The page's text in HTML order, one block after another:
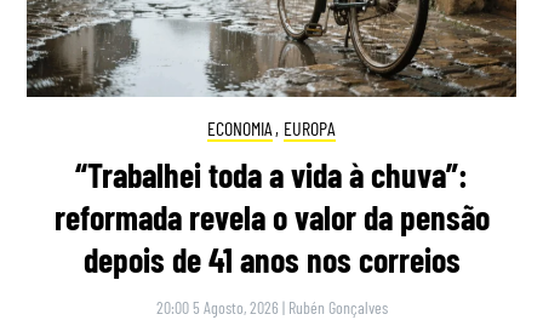
ECONOMIA , EUROPA
“Trabalhei toda a vida à chuva”:
reformada revela o valor da pensão
depois de 41 anos nos correios
20:00 5 Agosto, 2026 | Rubén Gonçalves